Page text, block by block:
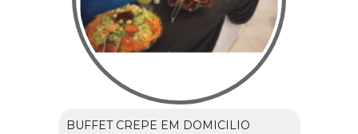
BUFFET CREPE EM DOMICILIO